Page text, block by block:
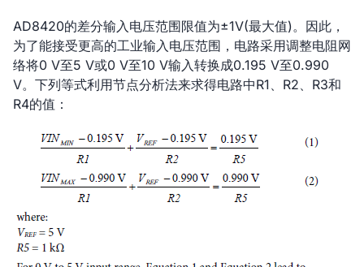
AD8420的差分输入电压范围限值为±1V(最大值)。因此，
为了能接受更高的工业输入电压范围，电路采用调整电阻网
络将0 V至5 V或0 V至10 V输入转换成0.195 V至0.990
V。下列等式利用节点分析法来求得电路中R1、R2、R3和
R4的值：